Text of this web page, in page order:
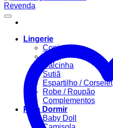
Lingerie
Conjuntos
Body
Calcinha
Sutiã
Espartilho / Corselet
Robe / Roupão
Complementos
Para Dormir
Baby Doll